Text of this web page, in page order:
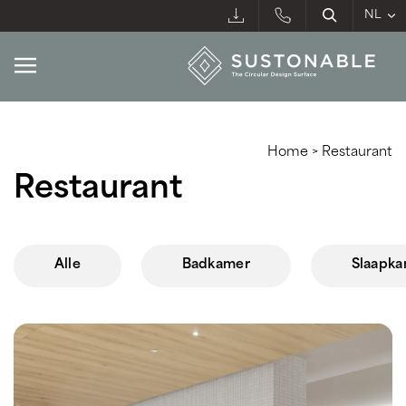
Home > Restaurant
Restaurant
Alle Badkamer